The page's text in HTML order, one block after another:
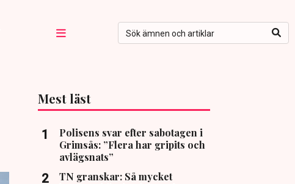
Mest läst
Polisens svar efter sabotagen i
Grimsås: ”Flera har gripits och
avlägsnats”
TN granskar: Så mycket